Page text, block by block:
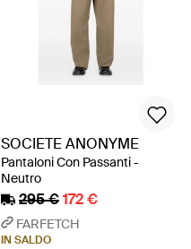
SOCIETE ANONYME
Pantaloni Con Passanti -
Neutro
295 €172 €
FARFETCH
IN SALDO